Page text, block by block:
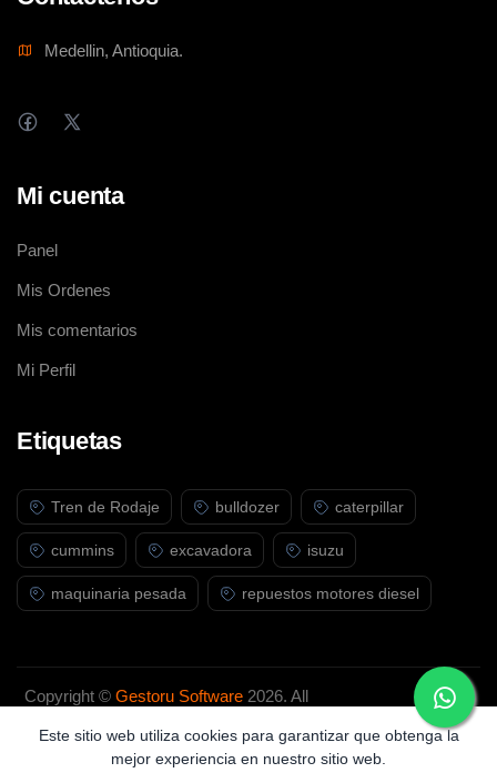
Medellin, Antioquia.
Mi cuenta
Panel
Mis Ordenes
Mis comentarios
Mi Perfil
Etiquetas
Tren de Rodaje bulldozer caterpillar
cummins excavadora isuzu
maquinaria pesada repuestos motores diesel
Copyright ©Gestoru Software 2026. All
Este sitio web utiliza cookies para garantizar que obtenga la
mejor experiencia en nuestro sitio web.